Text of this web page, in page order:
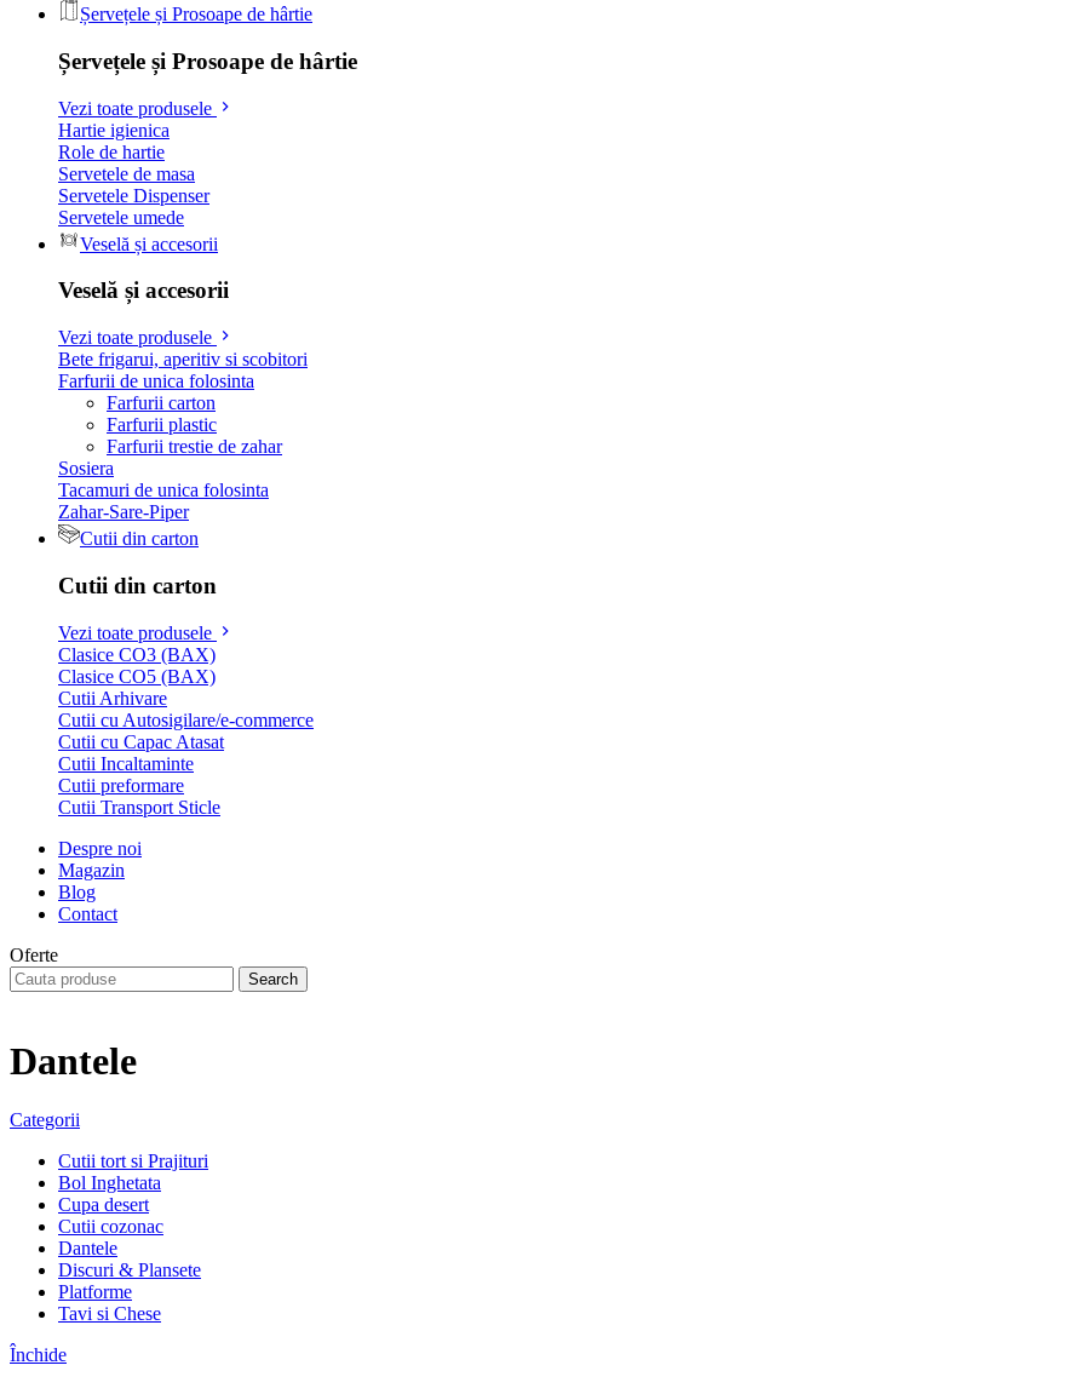
Șervețele și Prosoape de hârtie
Șervețele și Prosoape de hârtie
Vezi toate produsele
Hartie igienica
Role de hartie
Servetele de masa
Servetele Dispenser
Servetele umede
Veselă și accesorii
Veselă și accesorii
Vezi toate produsele
Bete frigarui, aperitiv si scobitori
Farfurii de unica folosinta
Farfurii carton
Farfurii plastic
Farfurii trestie de zahar
Sosiera
Tacamuri de unica folosinta
Zahar-Sare-Piper
Cutii din carton
Cutii din carton
Vezi toate produsele
Clasice CO3 (BAX)
Clasice CO5 (BAX)
Cutii Arhivare
Cutii cu Autosigilare/e-commerce
Cutii cu Capac Atasat
Cutii Incaltaminte
Cutii preformare
Cutii Transport Sticle
Despre noi
Magazin
Blog
Contact
Oferte
Search
Dantele
Categorii
Cutii tort si Prajituri
Bol Inghetata
Cupa desert
Cutii cozonac
Dantele
Discuri & Plansete
Platforme
Tavi si Chese
Închide